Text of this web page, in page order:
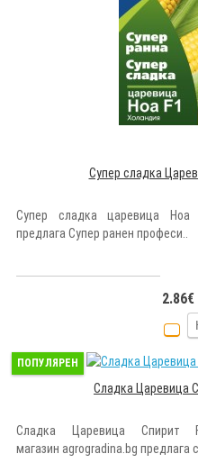
Супер сладка
Супер сладка царевица Ноа
предлага Супер ранeн професи..
ПОПУЛЯРЕН
Сладка Царевица
Сладка Царевица
магазин agrogradina.bg предлага